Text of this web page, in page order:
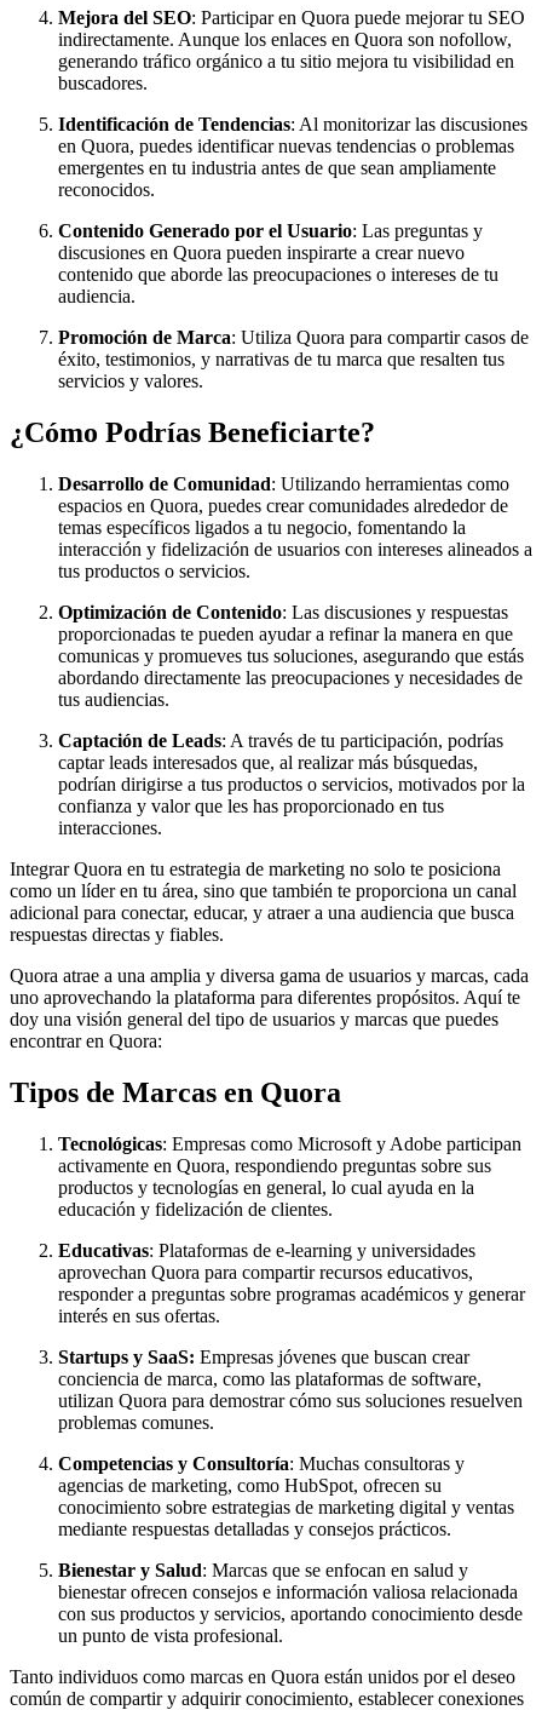
Mejora del SEO: Participar en Quora puede mejorar tu SEO
indirectamente. Aunque los enlaces en Quora son nofollow,
generando tráfico orgánico a tu sitio mejora tu visibilidad en
buscadores.
Identificación de Tendencias: Al monitorizar las discusiones
en Quora, puedes identificar nuevas tendencias o problemas
emergentes en tu industria antes de que sean ampliamente
reconocidos.
Contenido Generado por el Usuario: Las preguntas y
discusiones en Quora pueden inspirarte a crear nuevo
contenido que aborde las preocupaciones o intereses de tu
audiencia.
Promoción de Marca: Utiliza Quora para compartir casos de
éxito, testimonios, y narrativas de tu marca que resalten tus
servicios y valores.
¿Cómo Podrías Beneficiarte?
Desarrollo de Comunidad: Utilizando herramientas como
espacios en Quora, puedes crear comunidades alrededor de
temas específicos ligados a tu negocio, fomentando la
interacción y fidelización de usuarios con intereses alineados a
tus productos o servicios.
Optimización de Contenido: Las discusiones y respuestas
proporcionadas te pueden ayudar a refinar la manera en que
comunicas y promueves tus soluciones, asegurando que estás
abordando directamente las preocupaciones y necesidades de
tus audiencias.
Captación de Leads: A través de tu participación, podrías
captar leads interesados que, al realizar más búsquedas,
podrían dirigirse a tus productos o servicios, motivados por la
confianza y valor que les has proporcionado en tus
interacciones.
Integrar Quora en tu estrategia de marketing no solo te posiciona
como un líder en tu área, sino que también te proporciona un canal
adicional para conectar, educar, y atraer a una audiencia que busca
respuestas directas y fiables.
Quora atrae a una amplia y diversa gama de usuarios y marcas, cada
uno aprovechando la plataforma para diferentes propósitos. Aquí te
doy una visión general del tipo de usuarios y marcas que puedes
encontrar en Quora:
Tipos de Marcas en Quora
Tecnológicas: Empresas como Microsoft y Adobe participan
activamente en Quora, respondiendo preguntas sobre sus
productos y tecnologías en general, lo cual ayuda en la
educación y fidelización de clientes.
Educativas: Plataformas de e-learning y universidades
aprovechan Quora para compartir recursos educativos,
responder a preguntas sobre programas académicos y generar
interés en sus ofertas.
Startups y SaaS: Empresas jóvenes que buscan crear
conciencia de marca, como las plataformas de software,
utilizan Quora para demostrar cómo sus soluciones resuelven
problemas comunes.
Competencias y Consultoría: Muchas consultoras y
agencias de marketing, como HubSpot, ofrecen su
conocimiento sobre estrategias de marketing digital y ventas
mediante respuestas detalladas y consejos prácticos.
Bienestar y Salud: Marcas que se enfocan en salud y
bienestar ofrecen consejos e información valiosa relacionada
con sus productos y servicios, aportando conocimiento desde
un punto de vista profesional.
Tanto individuos como marcas en Quora están unidos por el deseo
común de compartir y adquirir conocimiento, establecer conexiones